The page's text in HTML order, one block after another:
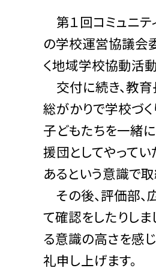
第１回コミュニテ
の学校運営協議会
く地域学校協動活
交付に続き、教育
総がかりで学校づ
子どもたちを一緒
援団としてやって
あるという意識で取
その後、評価部、
て確認をしたりし
る意識の高さを感
礼申し上げます。